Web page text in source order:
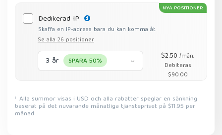
NYA POSITIONER
Dedikerad IP
Skaffa en IP-adress bara du kan komma åt.
Se alla 26 positioner
3 år SPARA 50% $2.50/mån.
Debiteras
$90.00
1 Alla summor visas i USD och alla rabatter speglar en sänkning
baserat på det nuvarande månatliga tjänstepriset på $11.95 per
månad